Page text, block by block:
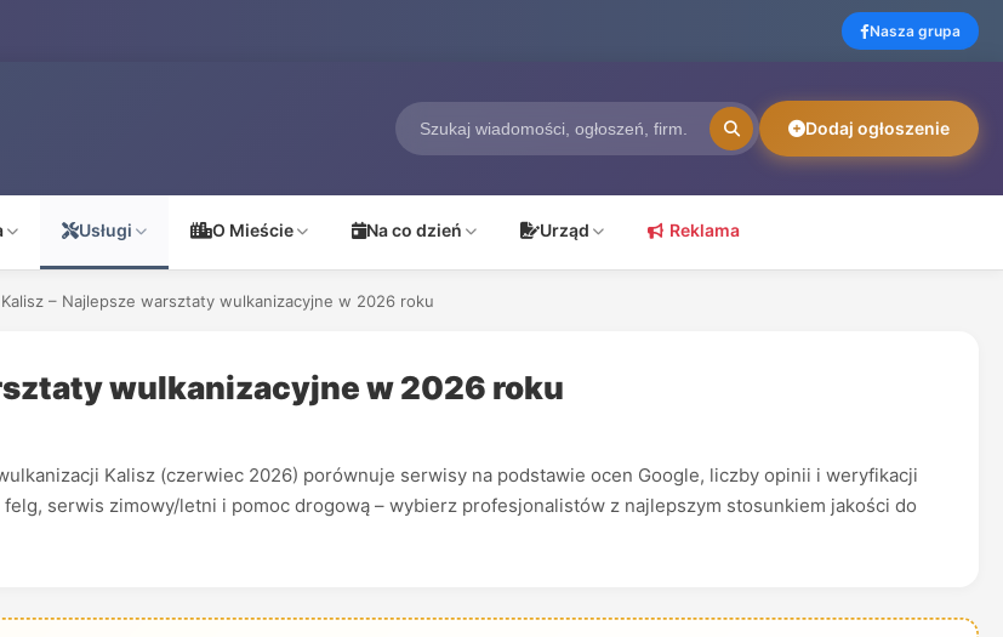
Nasza grupa
Dodaj ogłoszenie
Usługi O Mieście Na co dzień Urząd Reklama
– Najlepsze warsztaty wulkanizacyjne w 2026 roku
wulkanizacyjne w 2026 roku
Kalisz (czerwiec 2026) porównuje serwisy na podstawie ocen Google, liczby opinii i weryfikacji
serwis zimowy/letni i pomoc drogową – wybierz profesjonalistów z najlepszym stosunkiem jakości do